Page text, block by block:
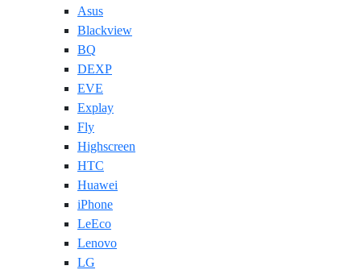
Asus
Blackview
BQ
DEXP
EVE
Explay
Fly
Highscreen
HTC
Huawei
iPhone
LeEco
Lenovo
LG